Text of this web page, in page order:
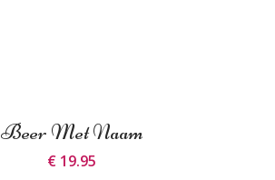
Beer Met Naam
€ 19.95